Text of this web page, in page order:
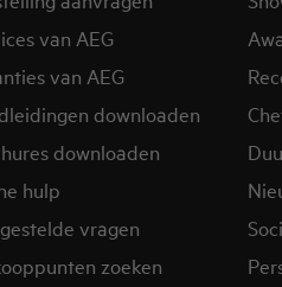
van AEG
van AEG
downloaden
downloaden
hulp
vragen
zoeken